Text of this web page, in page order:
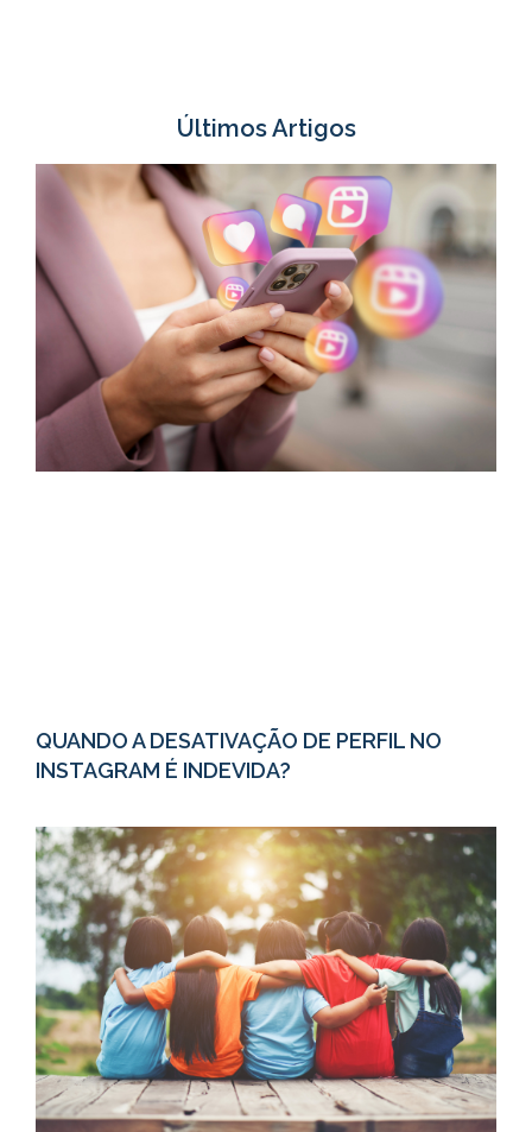
Últimos Artigos
QUANDO A DESATIVAÇÃO DE PERFIL NO
INSTAGRAM É INDEVIDA?